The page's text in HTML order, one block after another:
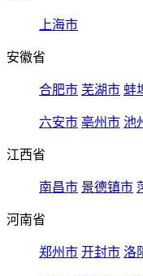
上海市
安徽省
合肥市 芜湖市 蚌
六安市 亳州市 池
江西省
南昌市 景德镇市
河南省
郑州市 开封市 洛